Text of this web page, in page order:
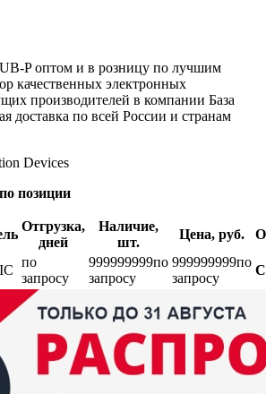
P оптом и в розницу по лучшим
качественных электронных
производителей в компании База
доставка по всей России и странам
Devices
позиции
Отгрузка,
дней
Наличие,
шт.
Цена, руб.
по
запросу
999999999по
запросу
999999999по
запросу